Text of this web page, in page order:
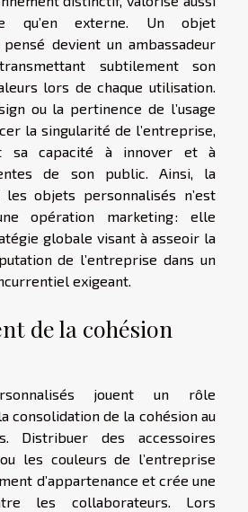
qu’en externe. Un objet
devient un ambassadeur
subtilement son
lors de chaque utilisation.
ou la pertinence de l’usage
la singularité de l’entreprise,
sa capacité à innover et à
de son public. Ainsi, la
objets personnalisés n’est
opération marketing : elle
globale visant à asseoir la
de l’entreprise dans un
exigeant.
de la cohésion
jouent un rôle
consolidation de la cohésion au
Distribuer des accessoires
les couleurs de l’entreprise
d’appartenance et crée une
les collaborateurs. Lors